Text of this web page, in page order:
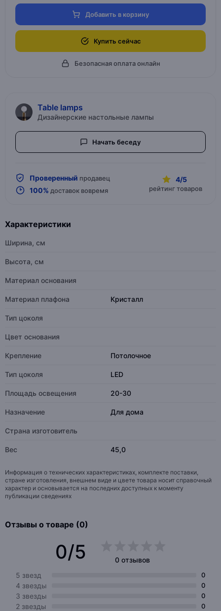
Добавить в корзину
Купить сейчас
Безопасная оплата онлайн
Table lamps
Дизайнерские настольные лампы
Начать беседу
Проверенный продавец
100% доставок вовремя
4/5
рейтинг товаров
Характеристики
Ширина, см
Высота, см
Материал основания
Материал плафона Кристалл
Тип цоколя
Цвет основания
Крепление Потолочное
Тип цоколя LED
Площадь освещения 20-30
Назначение Для дома
Страна изготовитель
Вес 45,0
Информация о технических характеристиках, комплекте поставки,
стране изготовления, внешнем виде и цвете товара носит справочный
характер и основывается на последних доступных к моменту
публикации сведениях
Отзывы о товаре (0)
0/5
0 отзывов
5 звезд
0
4 звезды 0
3 звезды 0
2 звезды 0